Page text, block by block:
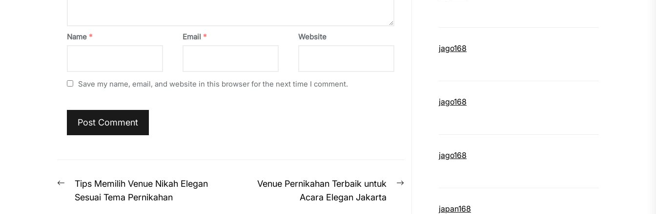
Name * Email * Website
Save my name, email, and website in this browser for the next time I comment.
Post
navigation
Previous
post:
Tips Memilih Venue Nikah Elegan
Sesuai Tema Pernikahan
Next
Venue Pernikahan Terbaik untuk
Acara Elegan Jakarta
jago168
jago168
jago168
japan168